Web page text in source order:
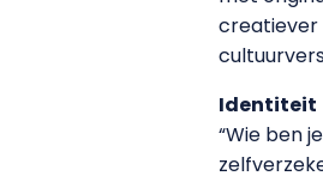
creatiever
Identiteit
“Wie ben